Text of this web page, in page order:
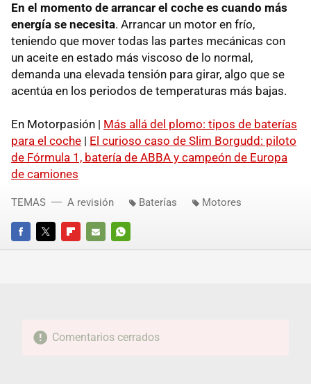
En el momento de arrancar el coche es cuando más
energía se necesita. Arrancar un motor en frío,
teniendo que mover todas las partes mecánicas con
un aceite en estado más viscoso de lo normal,
demanda una elevada tensión para girar, algo que se
acentúa en los periodos de temperaturas más bajas.
En Motorpasión | Más allá del plomo: tipos de baterías
para el coche | El curioso caso de Slim Borgudd: piloto
de Fórmula 1, batería de ABBA y campeón de Europa
de camiones
FACEBOOKTWITTERFLIPBOARD
E-
WHATSAPP
TEMAS A revisión Baterías Motores
Comentarios cerrados